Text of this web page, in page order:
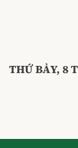
THỨ BẢY, 8